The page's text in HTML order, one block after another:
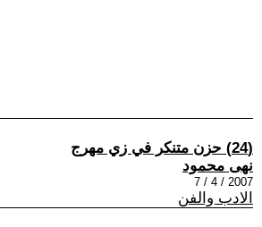
(24) حزن متنكر في زي مهرج
نهى محمود
2007 / 4 / 7
الادب والفن